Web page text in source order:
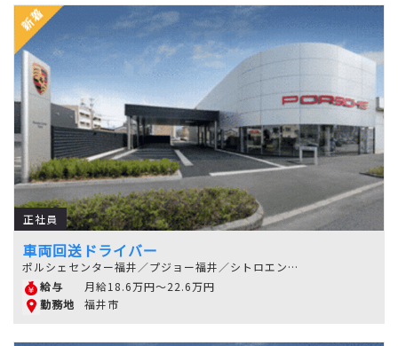
正社員
車両回送ドライバー
ポルシェセンター福井／プジョー福井／シトロエン福井
給与
月給18.6万円～22.6万円
勤務地
福井市